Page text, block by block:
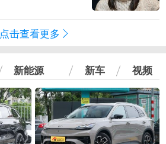
点击查看更多
新能源 新车 视频